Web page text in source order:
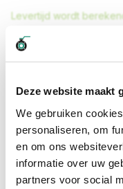
Deze website maakt
We gebruiken
personaliseren, om
en om ons
informatie over uw
partners voor social
Levertijd wordt
Hoge
Snelle levering
Snel naar
Meer informatie